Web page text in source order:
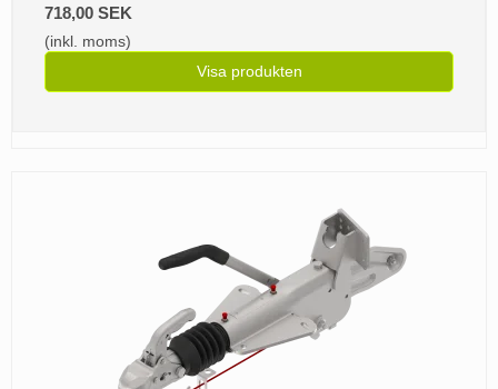
718,00 SEK
(inkl. moms)
Visa produkten